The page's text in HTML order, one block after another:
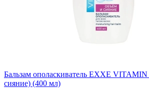
Бальзам ополаскиватель EXXE
сияние) (400 мл)